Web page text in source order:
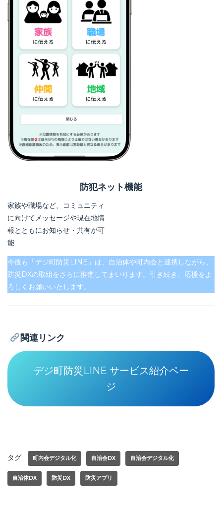
防犯ネット機能
家族や職場など、コミュニティ
に向けてメッセージや現在地情
報とともにお知らせ・共有が可
能
今後も「デジ町防災LINE」は、自治体や町内会と連携しながら、
防災DXの取組をさらに推進してまいります。引き続き、応援をよ
ろしくお願いいたします。
関連リンク
デジ町防災LINE サービス紹介ペー
ジ
タグ: 町内会デジタル化 自治会DX 自治会デジタル化
自治体DX 防災DX 防災アプリ